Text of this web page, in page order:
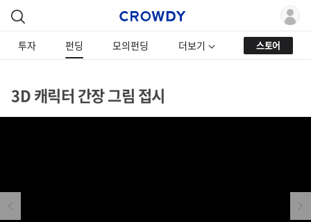
투자 펀딩 모의펀딩 더보기 스토어
3D 캐릭터 간장 그림 접시
Previous Next